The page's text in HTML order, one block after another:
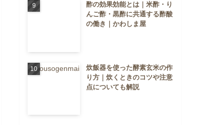
酢の効果効能とは｜米酢・り
んご酢・黒酢に共通する酢酸
の働き｜かわしま屋
炊飯器を使った酵素玄米の作
り方｜炊くときのコツや注意
点についても解説